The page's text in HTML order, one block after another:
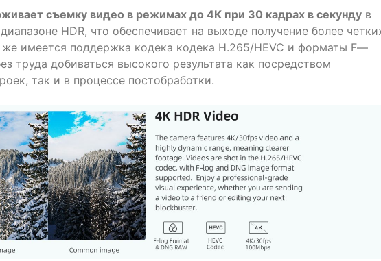
съемку видео в режимах до 4К при 30 кадрах в секунду в
HDR, что обеспечивает на выходе получение более
имеется поддержка кодека кодека H.265/HEVC и форматы F—
труда добиваться высокого результата как посредством
так и в процессе постобработки.